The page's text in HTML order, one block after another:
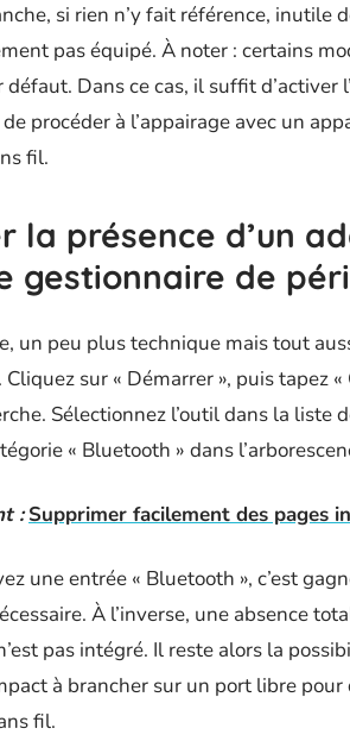
si rien n’y fait référence, inutile
pas équipé. À noter : certains
défaut. Dans ce cas, il suffit
procéder à l’appairage avec un
fil.
la présence d’un
gestionnaire de
un peu plus technique mais tout
sur « Démarrer », puis tapez
Sélectionnez l’outil dans la liste
« Bluetooth » dans
: Supprimer facilement des pages
une entrée « Bluetooth », c’est
À l’inverse, une absence
pas intégré. Il reste alors la
à brancher sur un port libre
fil.